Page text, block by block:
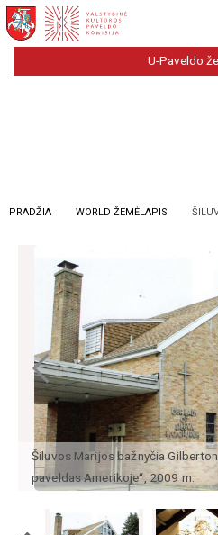
U-Paveldo
PRADŽIA WORLD ŽEMĖLAPIS
Šiluvos Marijos bažnyčia
paveldas Amerikoje“, 2009 m.